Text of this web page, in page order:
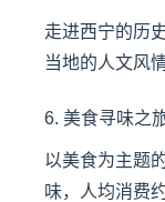
走进西宁的历
当地的人文风情
6. 美食寻味之
以美食为主题
味，人均消费